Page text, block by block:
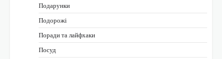
Подарунки
Подорожі
Поради та лайфхаки
Посуд